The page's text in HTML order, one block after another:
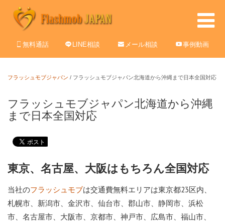
無料通話 LINE相談 メール相談 事例動画
フラッシュモブジャパン / フラッシュモブジャパン北海道から沖縄まで日本全国対応
フラッシュモブジャパン北海道から沖縄
まで日本全国対応
東京、名古屋、大阪はもちろん全国対応
当社のフラッシュモブは交通費無料エリアは東京都23区内、
札幌市、新潟市、金沢市、仙台市、郡山市、静岡市、浜松
市、名古屋市、大阪市、京都市、神戸市、広島市、福山市、